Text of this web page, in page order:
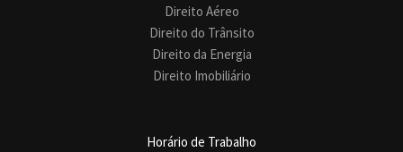
Direito Aéreo
Direito do Trânsito
Direito da Energia
Direito Imobiliário
Horário de Trabalho